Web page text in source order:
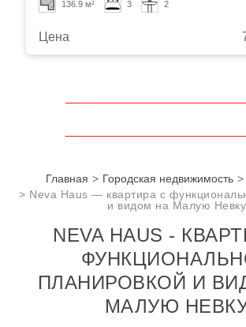
136.9 м² 3 2
Цена
Главная Городская недвижимость
Neva Haus — квартира с
и видом на Малую Невку
NEVA HAUS -
ПЛАНИРОВКОЙ И
МАЛУЮ